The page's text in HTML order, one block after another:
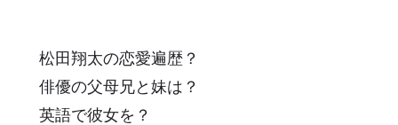
松田翔太の恋愛遍歴？
俳優の父母兄と妹は？
英語で彼女を？